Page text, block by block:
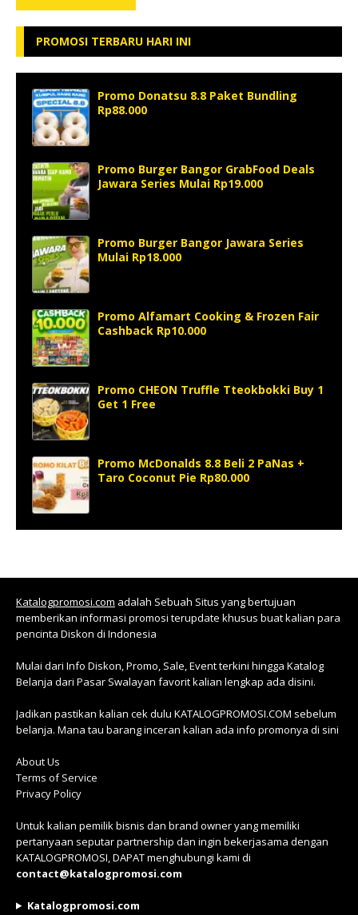
PROMOSI TERBARU HARI INI
Promo Donatsu 8.8 Paket Bundling
Rp88.000
Promo Burger Bangor GrabFood Deals
Jawara Series Mulai Rp19.000
Promo Burger Bangor Jawara Series
Mulai Rp18.000
Promo Alfamart Cooking & Frozen Fair
Cashback Rp10.000
Promo CHEON Truffle Tteokbokki Buy 1
Get 1 Free
Promo McDonalds 8.8 Beli 2 PaNas +
Taro Coconut Pie Rp80.000
Katalogpromosi.com adalah Sebuah Situs yang bertujuan
memberikan informasi promosi terupdate khusus buat kalian para
pencinta Diskon di Indonesia
Mulai dari Info Diskon, Promo, Sale, Event terkini hingga Katalog
Belanja dari Pasar Swalayan favorit kalian lengkap ada disini.
Jadikan pastikan kalian cek dulu KATALOGPROMOSI.COM sebelum
belanja. Mana tau barang inceran kalian ada info promonya di sini
About Us
Terms of Service
Privacy Policy
Untuk kalian pemilik bisnis dan brand owner yang memiliki
pertanyaan seputar partnership dan ingin bekerjasama dengan
KATALOGPROMOSI, DAPAT menghubungi kami di
contact@katalogpromosi.com
Katalogpromosi.com